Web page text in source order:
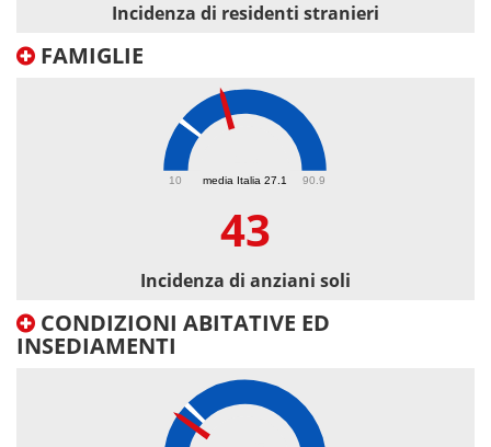
Incidenza di residenti stranieri
FAMIGLIE
media Italia 27.1
10 90.9
43
Incidenza di anziani soli
CONDIZIONI ABITATIVE ED
INSEDIAMENTI